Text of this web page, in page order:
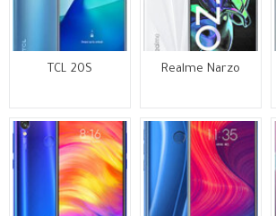
TCL 20S Realme Narzo